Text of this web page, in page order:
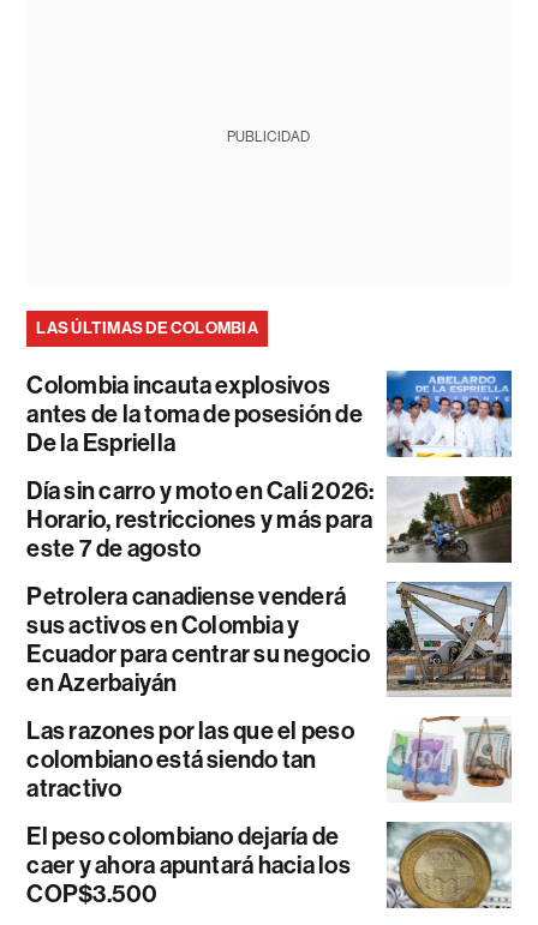
PUBLICIDAD
LAS ÚLTIMAS DE COLOMBIA
Colombia incauta explosivos
antes de la toma de posesión de
De la Espriella
Día sin carro y moto en Cali 2026:
Horario, restricciones y más para
este 7 de agosto
Petrolera canadiense venderá
sus activos en Colombia y
Ecuador para centrar su negocio
en Azerbaiyán
Las razones por las que el peso
colombiano está siendo tan
atractivo
El peso colombiano dejaría de
caer y ahora apuntará hacia los
COP$3.500